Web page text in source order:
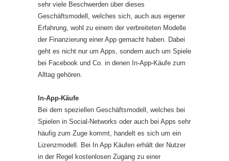
sehr viele Beschwerden über dieses
Geschäftsmodell, welches sich, auch aus eigener
Erfahrung, wohl zu einem der verbreiteten Modelle
der Finanzierung einer App gemacht haben. Dabei
geht es nicht nur um Apps, sondern auch um Spiele
bei Facebook und Co. in denen In-App-Käufe zum
Alltag gehören.
In-App-Käufe
Bei dem speziellen Geschäftsmodell, welches bei
Spielen in Social-Networks oder auch bei Apps sehr
häufig zum Zuge kommt, handelt es sich um ein
Lizenzmodell. Bei In App Käufen erhält der Nutzer
in der Regel kostenlosen Zugang zu einer